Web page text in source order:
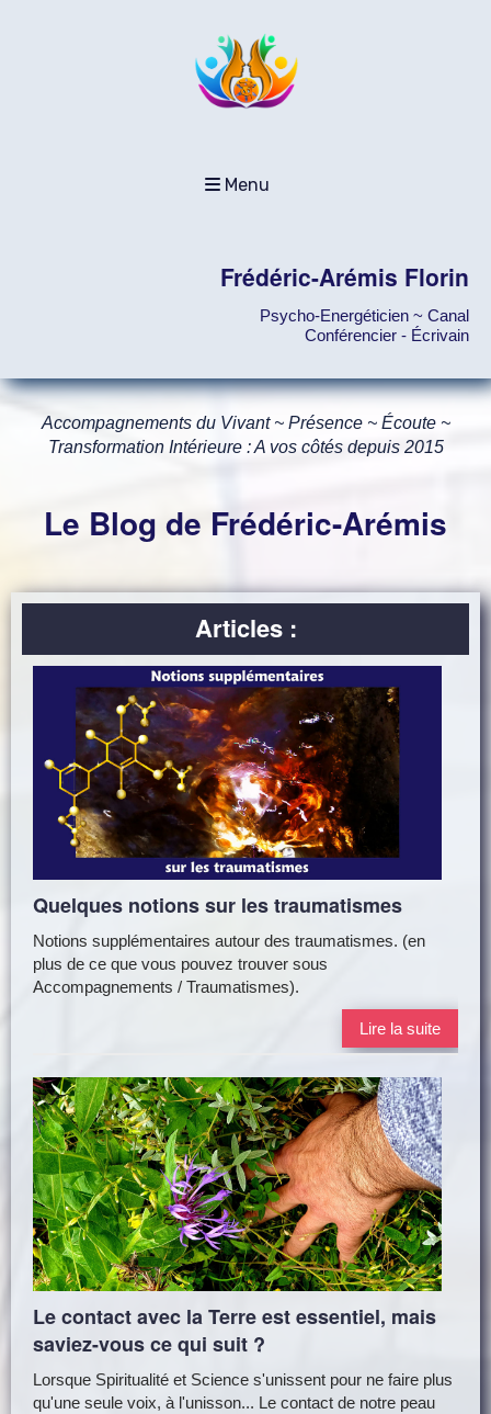
Menu
Frédéric-Arémis Florin
Psycho-Energéticien ~ Canal
Conférencier - Écrivain
Accompagnements du Vivant ~ Présence ~ Écoute ~
Transformation Intérieure : A vos côtés depuis 2015
Le Blog de Frédéric-Arémis
Articles :
Quelques notions sur les traumatismes
Notions supplémentaires autour des traumatismes. (en
plus de ce que vous pouvez trouver sous
Accompagnements / Traumatismes).
Lire la suite
Le contact avec la Terre est essentiel, mais
saviez-vous ce qui suit ?
Lorsque Spiritualité et Science s'unissent pour ne faire plus
qu'une seule voix, à l'unisson... Le contact de notre peau